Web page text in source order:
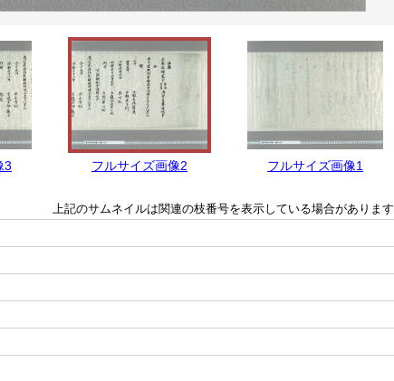
3 フルサイズ画像2 フルサイズ画像1
上記のサムネイルは関連の枝番号を表示している場合があります